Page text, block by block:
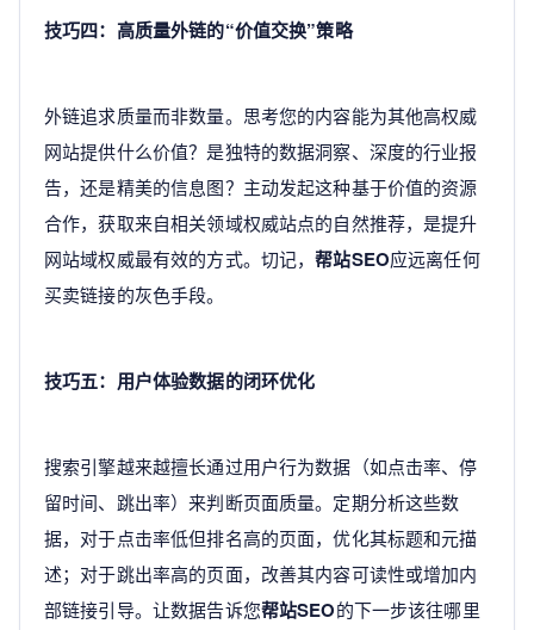
技巧四：高质量外链的“价值交换”策略
外链追求质量而非数量。思考您的内容能为其他高权威
网站提供什么价值？是独特的数据洞察、深度的行业报
告，还是精美的信息图？主动发起这种基于价值的资源
合作，获取来自相关领域权威站点的自然推荐，是提升
网站域权威最有效的方式。切记，帮站SEO应远离任何
买卖链接的灰色手段。
技巧五：用户体验数据的闭环优化
搜索引擎越来越擅长通过用户行为数据（如点击率、停
留时间、跳出率）来判断页面质量。定期分析这些数
据，对于点击率低但排名高的页面，优化其标题和元描
述；对于跳出率高的页面，改善其内容可读性或增加内
部链接引导。让数据告诉您帮站SEO的下一步该往哪里